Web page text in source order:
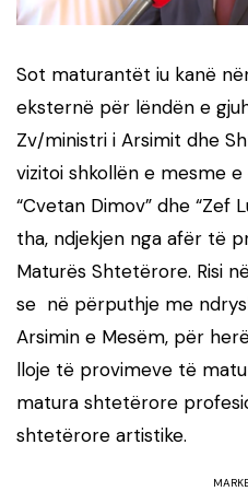
Sot maturantët iu kanë
eksternë për lëndën e
Zv/ministri i Arsimit dhe
vizitoi shkollën e mesme
“Cvetan Dimov” dhe “Zef
tha, ndjekjen nga afër të
Maturës Shtetërore. Risi
se në përputhje me
Arsimin e Mesëm, për
lloje të provimeve të
matura shtetërore
shtetërore artistike.